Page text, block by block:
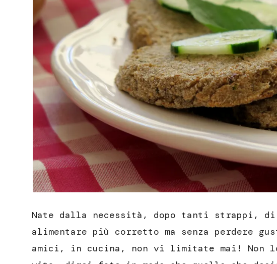
Nate dalla necessità, dopo tanti strappi, di
alimentare più corretto ma senza perdere
amici, in cucina, non vi limitate mai! Non lo